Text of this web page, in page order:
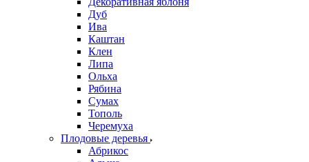
Дуб
Ива
Каштан
Клен
Липа
Ольха
Рябина
Сумах
Тополь
Черемуха
Плодовые деревья
Абрикос